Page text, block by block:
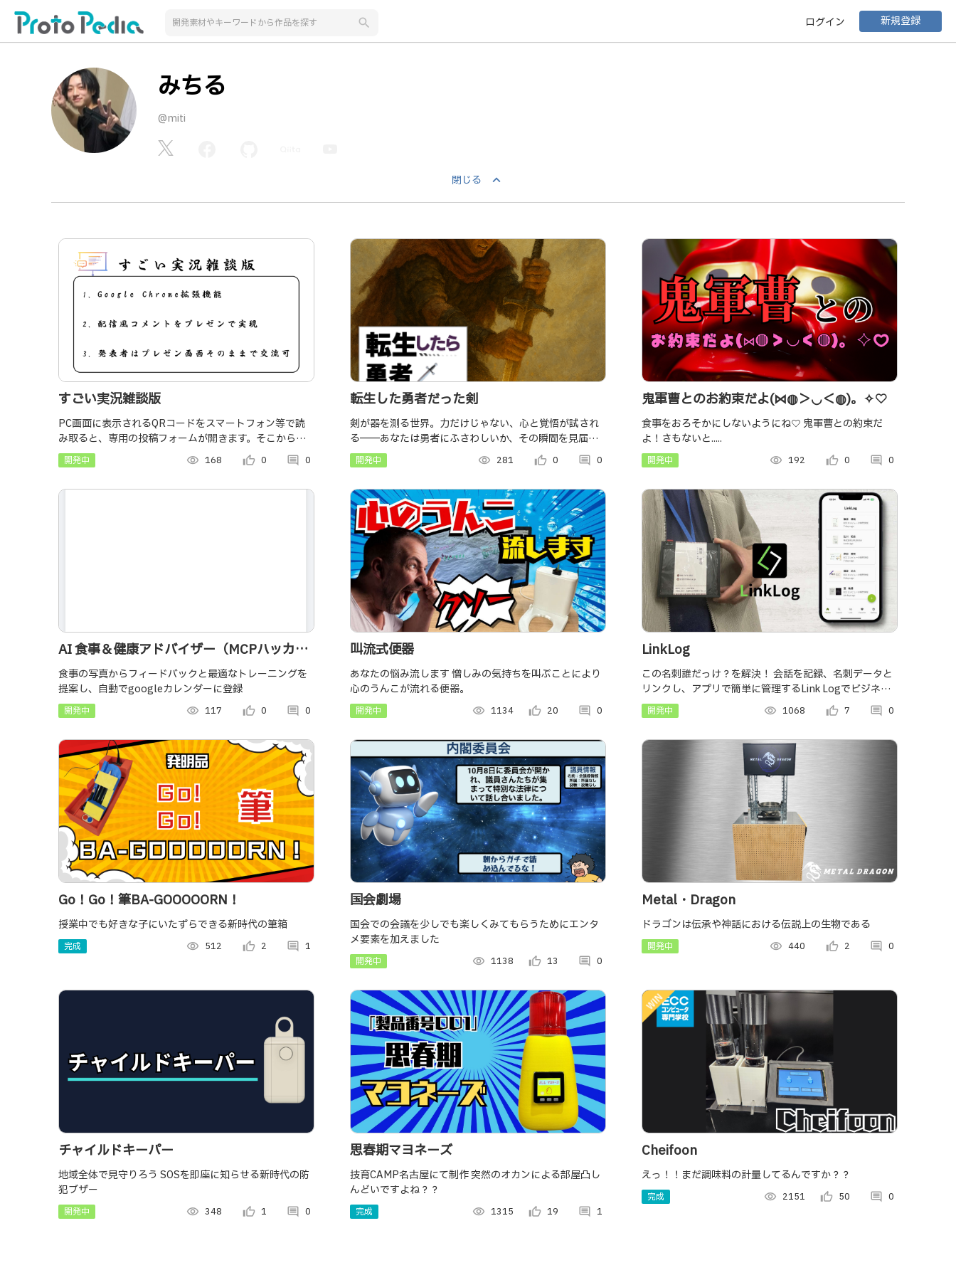
search ログイン 新規登録
みちる
@miti
閉じる keyboard_arrow_up
すごい実況雑談版
PC画面に表示されるQRコードをスマートフォン等で読
み取ると、専用の投稿フォームが開きます。そこから投
稿されたコメントは、即座に拡張機能に送信され、プレ
ゼン中の画面にリアルタイムで流れます。
開発中 visibility 168 thumb_up_alt 0 comment 0
転生した勇者だった剣
剣が器を測る世界。力だけじゃない、心と覚悟が試され
る――あなたは勇者にふさわしいか、その瞬間を見届け
よ。
開発中 visibility 281 thumb_up_alt 0 comment 0
鬼軍曹とのお約束だよ(⋈◍＞◡＜◍)。✧♡
食事をおろそかにしないようにね♡ 鬼軍曹との約束だ
よ！さもないと.....
開発中 visibility 192 thumb_up_alt 0 comment 0
AI 食事＆健康アドバイザー（MCPハッカソ
ン）
食事の写真からフィードバックと最適なトレーニングを
提案し、自動でgoogleカレンダーに登録
開発中 visibility 117 thumb_up_alt 0 comment 0
叫流式便器
あなたの悩み流します 憎しみの気持ちを叫ぶことにより
心のうんこが流れる便器。
開発中 visibility 1134 thumb_up_alt 20 comment 0
LinkLog
この名刺誰だっけ？を解決！ 会話を記録、名刺データと
リンクし、アプリで簡単に管理するLink Logでビジネス
スキルをレベルアップ！
開発中 visibility 1068 thumb_up_alt 7 comment 0
Go！Go！筆BA-GOOOOORN！
授業中でも好きな子にいたずらできる新時代の筆箱
完成 visibility 512 thumb_up_alt 2 comment 1
国会劇場
国会での会議を少しでも楽しくみてもらうためにエンタ
メ要素を加えました
開発中 visibility 1138 thumb_up_alt 13 comment 0
Metal・Dragon
ドラゴンは伝承や神話における伝説上の生物である
開発中 visibility 440 thumb_up_alt 2 comment 0
チャイルドキーパー
地域全体で見守りろう SOSを即座に知らせる新時代の防
犯ブザー
開発中 visibility 348 thumb_up_alt 1 comment 0
思春期マヨネーズ
技育CAMP名古屋にて制作 突然のオカンによる部屋凸し
んどいですよね？？
完成 visibility 1315 thumb_up_alt 19 comment 1
Cheifoon
えっ！！まだ調味料の計量してるんですか？？
完成 visibility 2151 thumb_up_alt 50 comment 0